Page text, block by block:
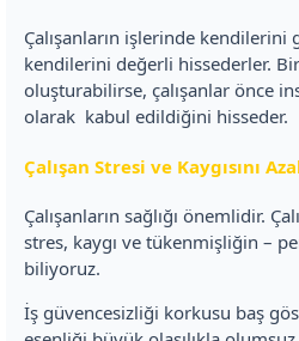
Çalışanların işlerinde
kendilerini değerli hissederler.
oluşturabilirse, çalışanlar önce
olarak kabul edildiğini hisseder.
Çalışan Stresi ve Kaygısını
Çalışanların sağlığı önemlidir.
stres, kaygı ve tükenmişliğin –
biliyoruz.
İş güvencesizliği korkusu baş